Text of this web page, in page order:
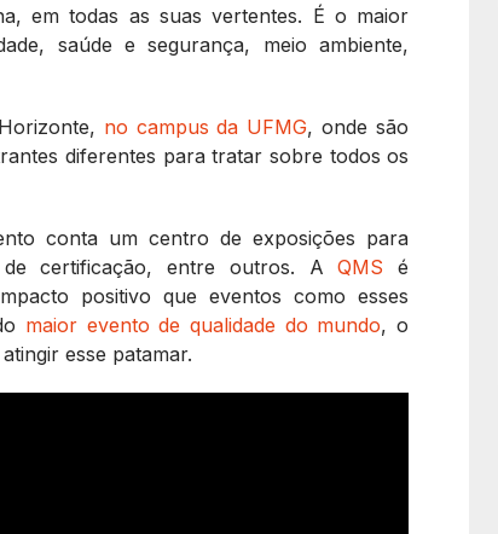
em todas as suas vertentes. É o maior
saúde e segurança, meio ambiente,
no campus da UFMG, onde são
diferentes para tratar sobre todos os
conta um centro de exposições para
de certificação, entre outros. AQMS é
positivo que eventos como esses
maior evento de qualidade do mundo, o
esse patamar.